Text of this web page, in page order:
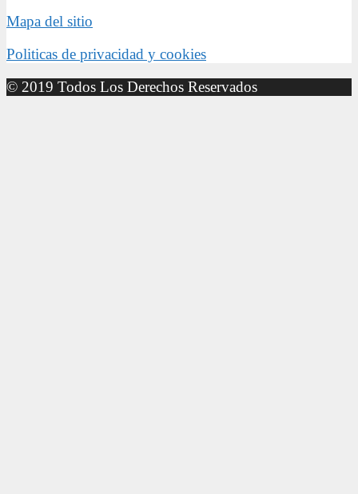
Mapa del sitio
Politicas de privacidad y cookies
© 2019 Todos Los Derechos Reservados